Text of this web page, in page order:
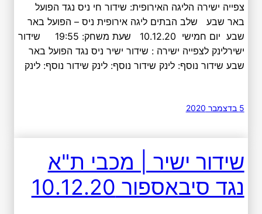
צפייה ישירה הליגה האירופית: שידור חי ניס נגד הפועל
באר שבע שלב הבתים ליגה אירופית ניס – הפועל באר
שבע יום חמישי 10.12.20 שעת משחק: 19:55 שידור
ישירלינק לצפייה ישירה : שידור ישיר ניס נגד הפועל באר
שבע שידור נוסף: לינק שידור נוסף: לינק שידור נוסף: לינק
5 בדצמבר 2020
שידור ישיר | מכבי ת"א
נגד סיבאספור 10.12.20